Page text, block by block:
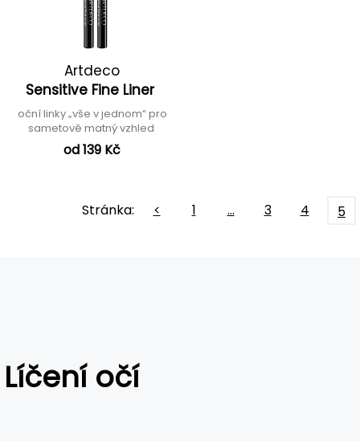
Artdeco
Sensitive Fine Liner
oční linky „vše v jednom“ pro
sametově matný vzhled
od 139 Kč
Stránka: < 1 … 3 4 5
Líčení očí